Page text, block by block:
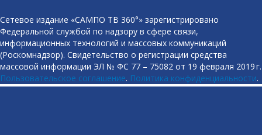
Сетевое издание «САМПО ТВ 360°» зарегистрировано
Федеральной службой по надзору в сфере связи,
информационных технологий и массовых коммуникаций
(Роскомнадзор). Свидетельство о регистрации средства
массовой информации ЭЛ № ФС 77 – 75082 от 19 февраля 2019 г.
Пользовательское соглашение. Политика конфиденциальности.